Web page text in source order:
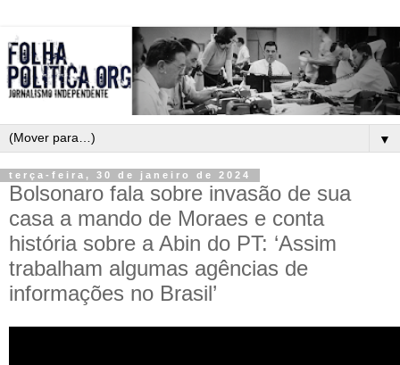
▼
terça-feira, 30 de janeiro de 2024
Bolsonaro fala sobre invasão de sua
casa a mando de Moraes e conta
história sobre a Abin do PT: ‘Assim
trabalham algumas agências de
informações no Brasil’